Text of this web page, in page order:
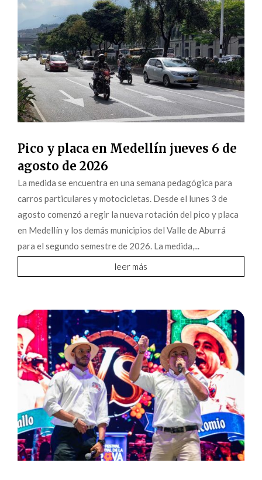
Pico y placa en Medellín jueves 6 de
agosto de 2026
La medida se encuentra en una semana pedagógica para
carros particulares y motocicletas. Desde el lunes 3 de
agosto comenzó a regir la nueva rotación del pico y placa
en Medellín y los demás municipios del Valle de Aburrá
para el segundo semestre de 2026. La medida,...
leer más